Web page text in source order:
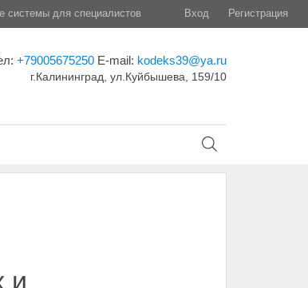
системы для специалистов Вход Регистрация
+79005675250 E-mail: kodeks39@ya.ru
г.Калининград, ул.Куйбышева, 159/10
и